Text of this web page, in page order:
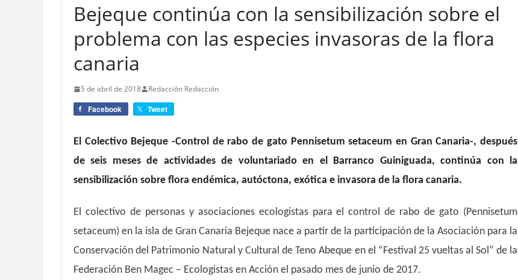
Bejeque continúa con la sensibilización sobre el
problema con las especies invasoras de la flora
canaria
5 de abril de 2018 Redacción Redacción
Facebook Tweet
El Colectivo Bejeque -Control de rabo de gato Pennisetum setaceum en Gran Canaria-, después
de seis meses de actividades de voluntariado en el Barranco Guiniguada, continúa con la
sensibilización sobre flora endémica, autóctona, exótica e invasora de la flora canaria.
El colectivo de personas y asociaciones ecologistas para el control de rabo de gato (Pennisetum
setaceum) en la isla de Gran Canaria Bejeque nace a partir de la participación de la Asociación para la
Conservación del Patrimonio Natural y Cultural de Teno Abeque en el “Festival 25 vueltas al Sol” de la
Federación Ben Magec – Ecologistas en Acción el pasado mes de junio de 2017.